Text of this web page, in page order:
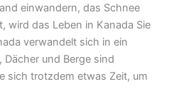
einwandern, das Schnee
wird das Leben in Kanada Sie
verwandelt sich in ein
und Berge sind
sich trotzdem etwas Zeit, um